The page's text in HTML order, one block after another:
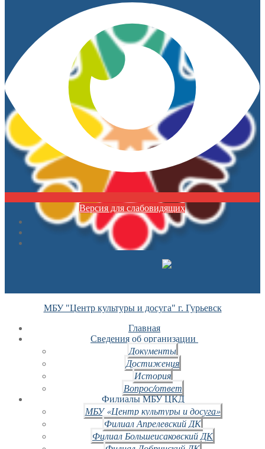
Версия для слабовидящих
МБУ "Центр культуры и досуга" г. Гурьевск
Главная
Сведения об организации
Документы
Достижения
История
Вопрос/ответ
Филиалы МБУ ЦКД
МБУ «Центр культуры и досуга»
Филиал Апрелевский ДК
Филиал Большеисаковский ДК